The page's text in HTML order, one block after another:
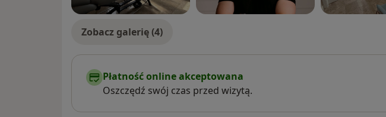
Zobacz galerię (4)
Płatność online akceptowana
Oszczędź swój czas przed wizytą.